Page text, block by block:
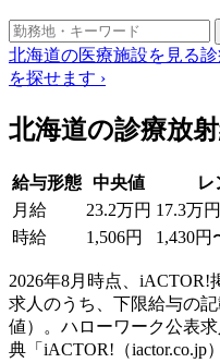
北海道の医療施設を見る
を探せます ›
北海道の診療放
給与形態 中央値 レ
月給
23.2万円 17.3万
時給
1,506円 1,430円
2026年8月時点、
求人のうち、下限給与の
値）。ハローワーク公表
典「iACTOR!（iactor.co.jp